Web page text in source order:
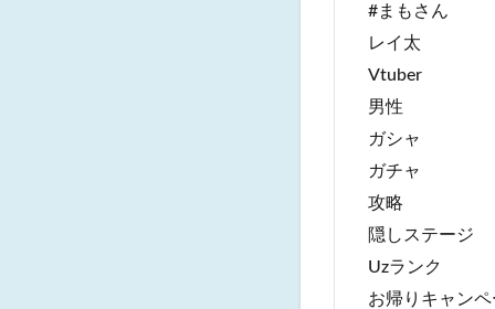
#まもさん
レイ太
Vtuber
男性
ガシャ
ガチャ
攻略
隠しステージ
Uzランク
お帰りキャン